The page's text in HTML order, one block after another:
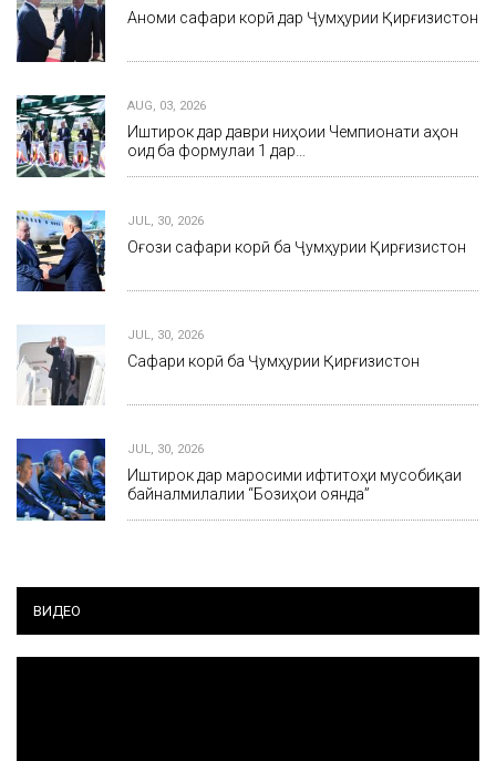
Анҷоми сафари корӣ дар Ҷумҳурии Қирғизистон
AUG, 03, 2026
Иштирок дар даври ниҳоии Чемпионати ҷаҳон
оид ба формулаи 1 дар…
JUL, 30, 2026
Оғози сафари корӣ ба Ҷумҳурии Қирғизистон
JUL, 30, 2026
Сафари корӣ ба Ҷумҳурии Қирғизистон
JUL, 30, 2026
Иштирок дар маросими ифтитоҳи мусобиқаи
байналмилалии “Бозиҳои оянда”
ВИДЕО